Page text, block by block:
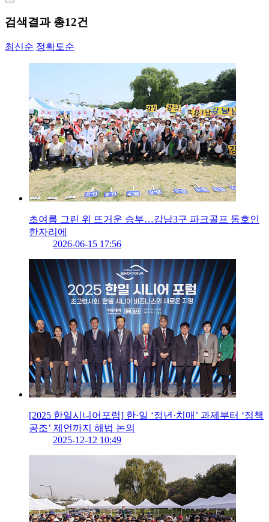
검색결과 총12건
최신순 정확도순
초여름 그린 위 뜨거운 승부…강남3구 파크골프 동호인
한자리에
2026-06-15 17:56
[2025 한일시니어포럼] 한·일 ‘정년·치매’ 과제부터 ‘정책
공조’ 제언까지 해법 논의
2025-12-12 10:49